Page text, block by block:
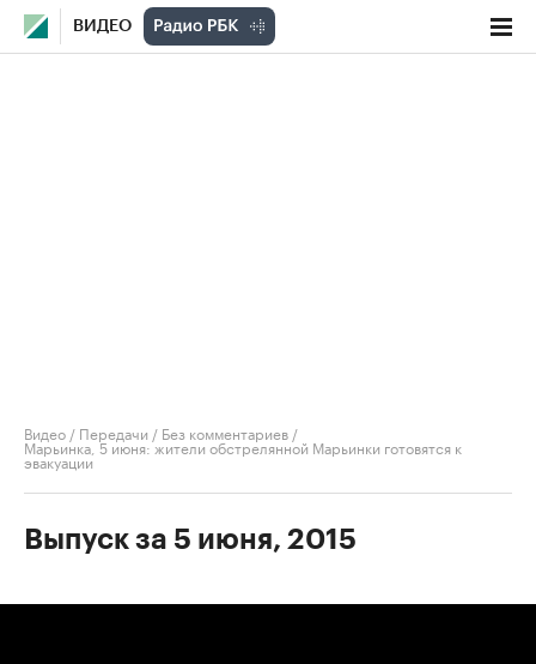
ВИДЕО
Видео / Передачи / Без комментариев /
Марьинка, 5 июня: жители обстрелянной Марьинки готовятся к
эвакуации
Выпуск за 5 июня, 2015